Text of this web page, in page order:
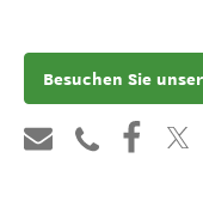
Besuchen Sie